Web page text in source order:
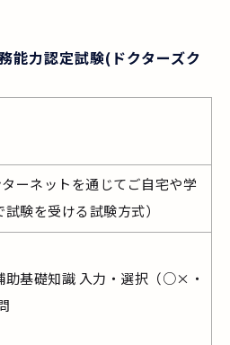
能力認定試験(ドクターズク
ーネットを通じてご自宅や学
験を受ける試験方式）
助基礎知識 入力・選択（○×・